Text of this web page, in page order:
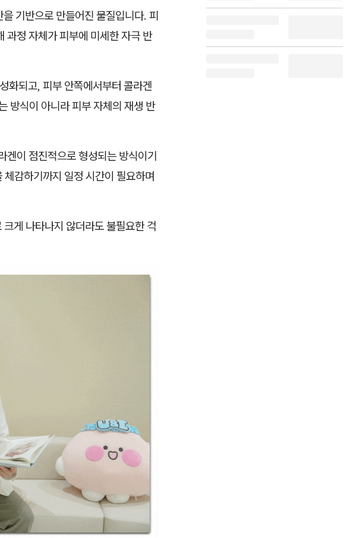
기반으로 만들어진 물질입니다. 피
과정 자체가 피부에 미세한 자극 반
화되고, 피부 안쪽에서부터 콜라겐
방식이 아니라 피부 자체의 재생 반
겐이 점진적으로 형성되는 방식이기
감하기까지 일정 시간이 필요하며
게 나타나지 않더라도 불필요한 걱